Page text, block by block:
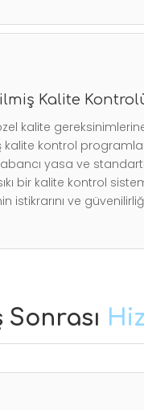
Kalite
kalite
kalite kontrol
yasa ve
bir kalite kontrol
istikrarını ve
Sonrası